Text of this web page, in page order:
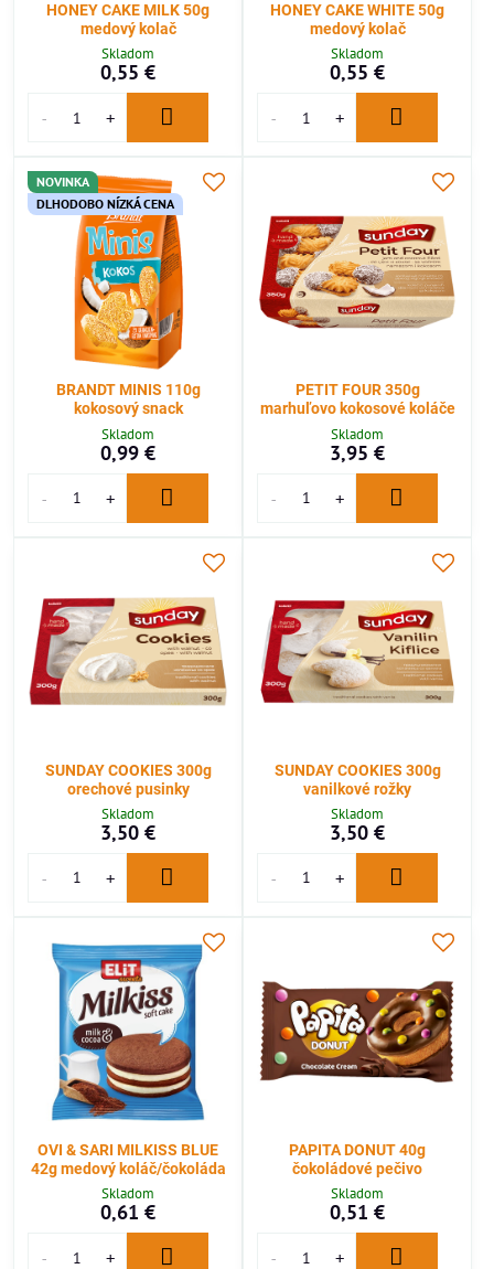
HONEY CAKE MILK 50g
medový kolač
Skladom
0,55 €
HONEY CAKE WHITE 50g
medový kolač
Skladom
0,55 €
NOVINKA
DLHODOBO NÍZKÁ CENA
BRANDT MINIS 110g
kokosový snack
Skladom
0,99 €
PETIT FOUR 350g
marhuľovo kokosové koláče
Skladom
3,95 €
SUNDAY COOKIES 300g
orechové pusinky
Skladom
3,50 €
SUNDAY COOKIES 300g
vanilkové rožky
Skladom
3,50 €
OVI & SARI MILKISS BLUE
42g medový koláč/čokoláda
Skladom
0,61 €
PAPITA DONUT 40g
čokoládové pečivo
Skladom
0,51 €